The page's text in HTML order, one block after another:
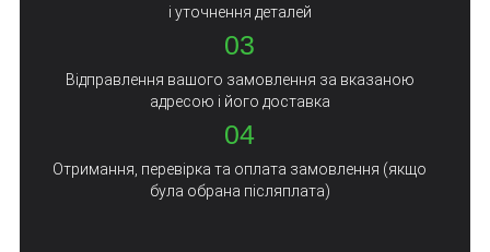
і уточнення деталей
03
Відправлення вашого замовлення за вказаною
адресою і його доставка
04
Отримання, перевірка та оплата замовлення (якщо
була обрана післяплата)